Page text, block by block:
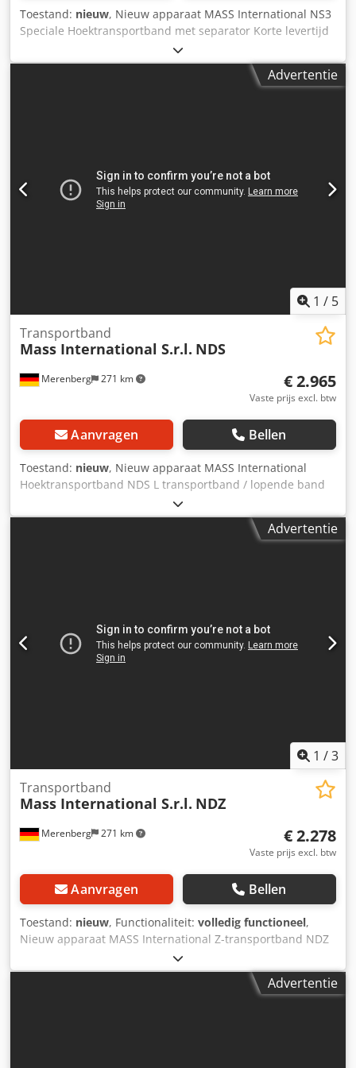
Toestand: nieuw, Nieuw apparaat MASS International NS3
Speciale Hoektransportband met separator Korte levertijd
mogelijk Dodpod Tidxjfx Am Ejck Voorbeeld zoals
afgebeeld: L-transportband met dubbele rollen-separator
Instortdeel 600 mm Stijggedeelte 1300 mm Effectieve
zwenkbare geremde wielen Zijdelingse opvangplaten in
het instortdeel Optioneel ook leverbaar als
hoektransportband met Supergrip band en separator (zie
Advertentie
1 / 5
Merenberg 271 km
Transportband
Mass International S.r.l. NDS
€ 2.965
Vaste prijs excl. btw
Aanvragen Bellen
Toestand: nieuw, Nieuw apparaat MASS International
Hoektransportband NDS L transportband / lopende band
Dcodpfx Aor A D S Esm Ejk Snel leverbaar
Hoektransportband met instelbare hoeken Inclusief
paddelscheider en opvangplaten in het invoergedeelte
Instelbare helling PU band Super Grip Bandsnelheid 3
m/min Verrijdbaar op zwenkbare stopwielen Zij-
opvangplaten in het invoergedeelte Paddelscheider
Advertentie
1 /3
Merenberg 271 km
Transportband
Mass International S.r.l. NDZ
€ 2.278
Vaste prijs excl. btw
Aanvragen Bellen
Toestand: nieuw, Functionaliteit: volledig functioneel,
Nieuw apparaat MASS International Z-transportband NDZ
Hoektransportband / lopende band Korte levertijden
mogelijk Voorbeeld zoals afgebeeld: Hoogteverstelbaar
hoektransportband met verstelbare hoeken NDZ 1Advertentie